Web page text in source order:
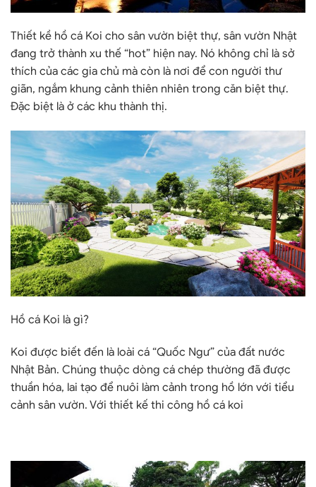
Thiết kề hồ cá Koi cho sân vườn biệt thự, sân vườn Nhật
đang trở thành xu thế “hot” hiện nay. Nó không chỉ là sở
thích của các gia chủ mà còn là nơi để con người thư
giãn, ngắm khung cảnh thiên nhiên trong căn biệt thự.
Đặc biệt là ở các khu thành thị.
Hồ cá Koi là gì?
Koi được biết đến là loài cá “Quốc Ngư” của đất nước
Nhật Bản. Chúng thuộc dòng cá chép thường đã được
thuần hóa, lai tạo để nuôi làm cảnh trong hồ lớn với tiểu
cảnh sân vườn. Với thiết kế thi công hồ cá koi